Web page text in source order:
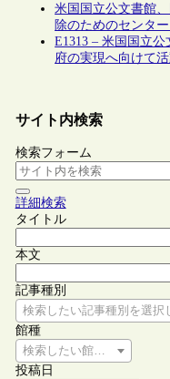
米国国立公文書館
除のためのセンタ
E1313 – 米国国立
府の実現へ向けて
サイト内検索
検索フォーム
詳細検索
タイトル
本文
記事種別
検索したい記事種別を選択
館種
検索したい館種を選択して
投稿日